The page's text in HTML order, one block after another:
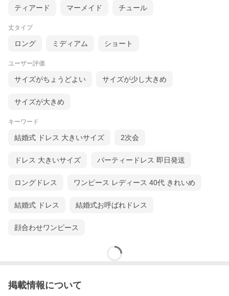
ティアード マーメイド チュール
丈タイプ
ロング ミディアム ショート
ユーザー評価
サイズがちょうどよい サイズが少し大きめ
サイズが大きめ
キーワード
結婚式 ドレス 大きいサイズ 2次会
ドレス 大きいサイズ パーティードレス 即日発送
ロングドレス ワンピース レディース 40代 きれいめ
結婚式 ドレス 結婚式お呼ばれドレス
顔合わせワンピース
掲載情報について